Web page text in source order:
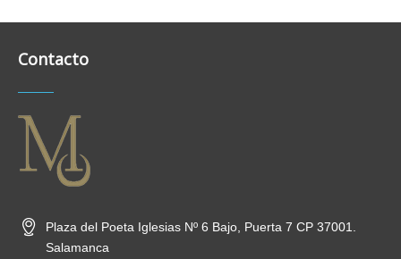
Contacto
Plaza del Poeta Iglesias Nº 6 Bajo, Puerta 7 CP 37001.
Salamanca